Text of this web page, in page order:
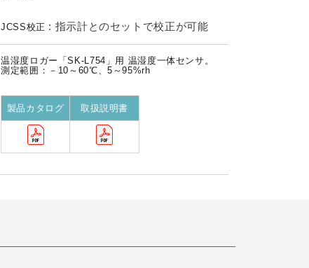
JCSS校正 : 指示計とのセットで校正が可能
温湿度ロガー「SK-L754」用 温湿度一体センサ。
測定範囲：－10～60℃、5～95%rh
製品カタログ 取扱説明書